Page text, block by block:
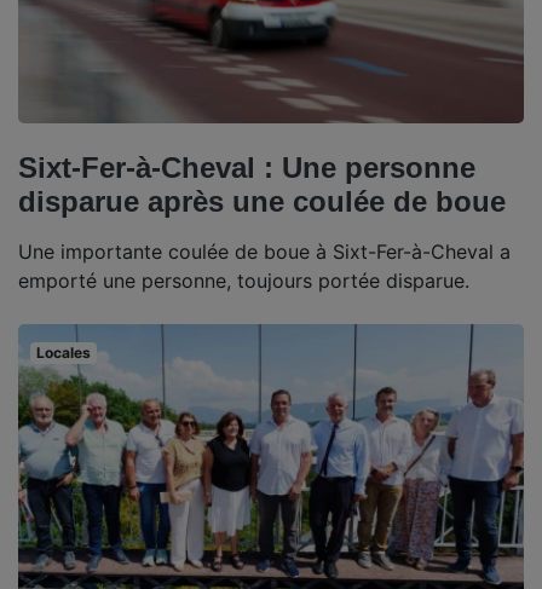
Sixt-Fer-à-Cheval : Une personne
disparue après une coulée de boue
Une importante coulée de boue à Sixt-Fer-à-Cheval a
emporté une personne, toujours portée disparue.
Locales